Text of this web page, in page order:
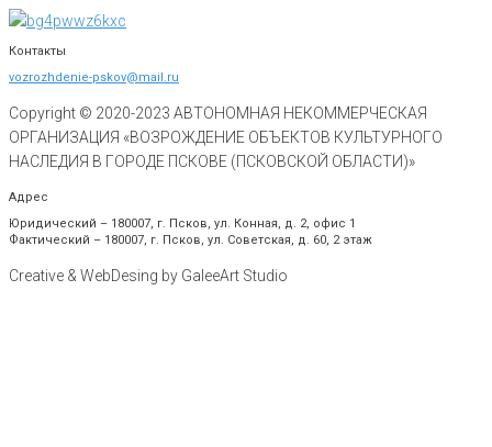
Контакты
vozrozhdenie-pskov@mail.ru
Copyright © 2020-2023 АВТОНОМНАЯ НЕКОММЕРЧЕСКАЯ
ОРГАНИЗАЦИЯ «ВОЗРОЖДЕНИЕ ОБЪЕКТОВ КУЛЬТУРНОГО
НАСЛЕДИЯ В ГОРОДЕ ПСКОВЕ (ПСКОВСКОЙ ОБЛАСТИ)»
Адрес
Юридический – 180007, г. Псков, ул. Конная, д. 2, офис 1
Фактический – 180007, г. Псков, ул. Советская, д. 60, 2 этаж
Creative & WebDesing by GaleeArt Studio